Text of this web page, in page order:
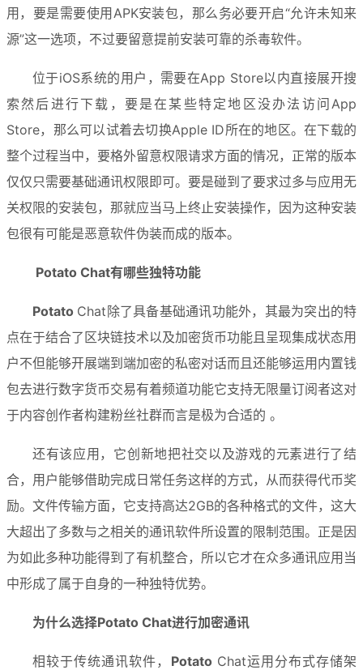
用，要是需要使用APK安装包，那么务必要开启“允许未知来
源”这一选项，不过要留意提前安装可靠的杀毒软件。
位于iOS系统的用户，需要在App Store以内直接展开搜
索然后进行下载，要是在某些特定地区没办法访问App
Store，那么可以试着去切换Apple ID所在的地区。在下载的
整个过程当中，要格外留意权限请求方面的情况，正常的版本
仅仅只需要基础通讯权限即可。要是碰到了要求过多与应用无
关权限的安装包，那就应当马上终止安装操作，因为这种安装
包很有可能是恶意软件伪装而成的版本。
Potato Chat有哪些独特功能
Potato Chat除了具备基础通讯功能外，其最为突出的特
点在于结合了区块链技术以及加密货币功能且呈现集成状态用
户不但能够开展端到端加密的私密对话而且还能够运用内置钱
包去进行数字货币交易有着频道功能它支持无限量订阅者这对
于内容创作者构建粉丝社群而言是极为合适的 。
还有该应用，它创新地把社交以及游戏的元素进行了结
合，用户能够借助完成日常任务这样的方式，从而获得代币奖
励。文件传输方面，它支持高达2GB的各种格式的文件，这大
大超出了多数与之相关的通讯软件所设置的限制范围。正是因
为如此多种功能得到了有机整合，所以它才在众多通讯应用当
中形成了属于自身的一种独特优势。
为什么选择Potato Chat进行加密通讯
相较于传统通讯软件， Potato Chat运用分布式存储架